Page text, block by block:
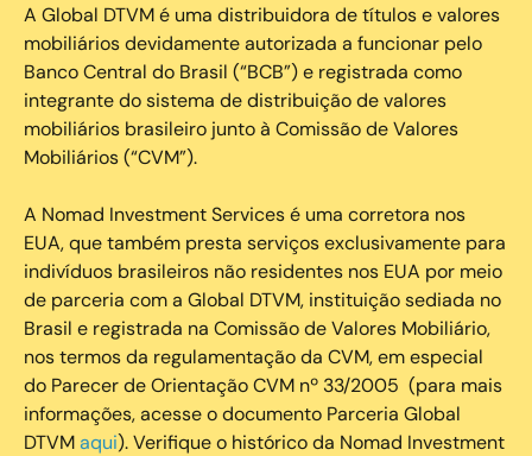
A Global DTVM é uma distribuidora de títulos e valores
mobiliários devidamente autorizada a funcionar pelo
Banco Central do Brasil (“BCB”) e registrada como
integrante do sistema de distribuição de valores
mobiliários brasileiro junto à Comissão de Valores
Mobiliários (“CVM”).
‍A Nomad Investment Services é uma corretora nos
EUA, que também presta serviços exclusivamente para
indivíduos brasileiros não residentes nos EUA por meio
de parceria com a Global DTVM, instituição sediada no
Brasil e registrada na Comissão de Valores Mobiliário,
nos termos da regulamentação da CVM, em especial
do Parecer de Orientação CVM nº 33/2005 (para mais
informações, acesse o documento Parceria Global
DTVMaqui). Verifique o histórico da Nomad Investment